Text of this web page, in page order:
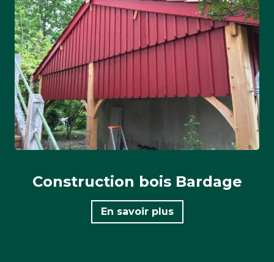
Construction bois Bardage
En savoir plus